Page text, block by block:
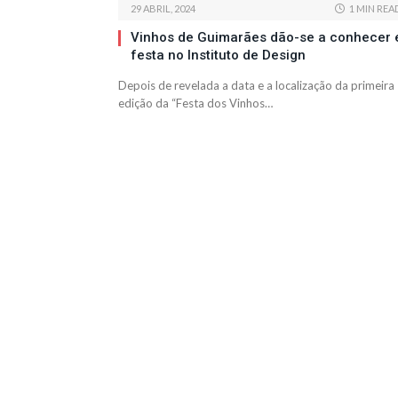
29 ABRIL, 2024 1 MIN
Vinhos de Guimarães dão-se a conhecer
festa no Instituto de Design
Depois de revelada a data e a localização da primeira
edição da “Festa dos Vinhos…